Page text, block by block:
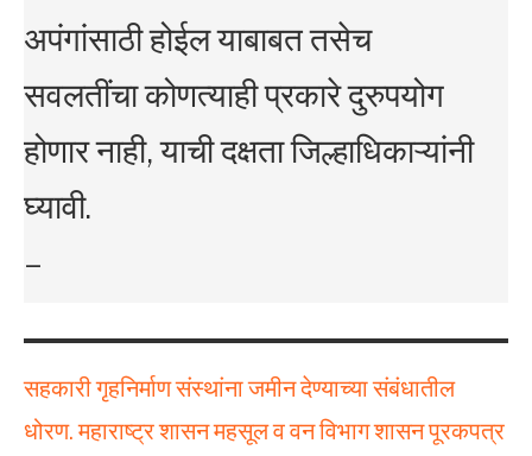
अपंगांसाठी होईल याबाबत तसेच
सवलतींचा कोणत्याही प्रकारे दुरुपयोग
होणार नाही, याची दक्षता जिल्हाधिकाऱ्यांनी
घ्यावी.
–
सहकारी गृहनिर्माण संस्थांना जमीन देण्याच्या संबंधातील
धोरण. महाराष्ट्र शासन महसूल व वन विभाग शासन पूरकपत्र